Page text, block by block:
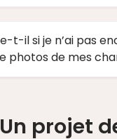
t-il si je n’ai pas
photos de mes
Un projet